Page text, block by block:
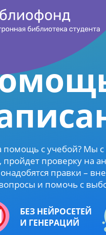
с учебой? Мы
пройдет проверку на
правки –
и помочь с
БЕЗ НЕЙРОСЕТЕЙ
И ГЕНЕРАЦИЙ